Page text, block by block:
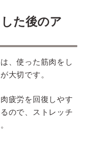
た後のア
、使った筋肉をし
大切です。
疲労を回復しやす
ので、ストレッチ